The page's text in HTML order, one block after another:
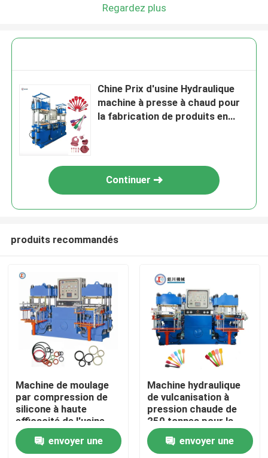
Accueil
A propos de nous
Contacts
Regardez plus
Chine Prix d'usine Hydraulique
machine à presse à chaud pour
la fabrication de produits en
Continuer
produits recommandés
Machine de moulage
par compression de
silicone à haute
efficacité de l'usine
chinoise
envoyer une
Machine hydraulique
de vulcanisation à
pression chaude de
250 tonnes pour la
fabrication
d'ustensiles de cuisine
envoyer une